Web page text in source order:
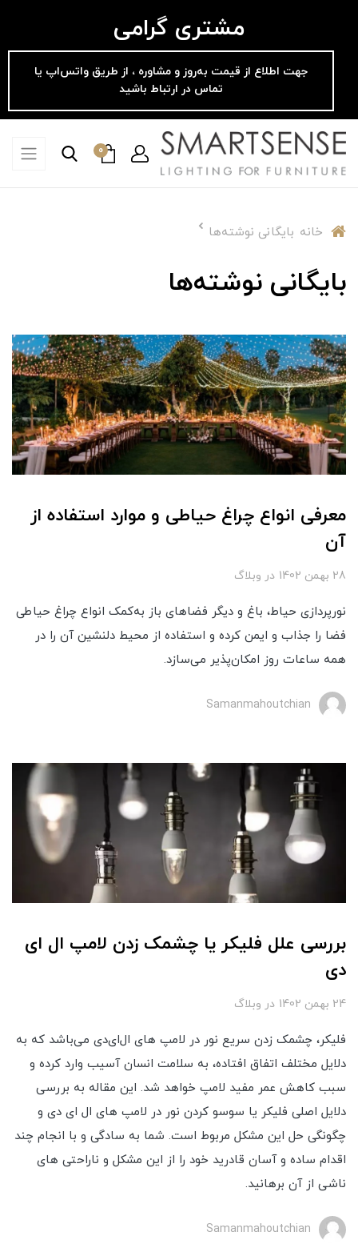
مشتری گرامی
جهت اطلاع از قیمت به‌روز و مشاوره ، از طریق واتس‌اپ یا
تماس در ارتباط باشید
0
خانه بایگانی نوشته‌ها
بایگانی نوشته‌ها
معرفی انواع چراغ حیاطی و موارد استفاده از
آن
28 بهمن 1402 در وبلاگ
نورپردازی حیاط، باغ و دیگر فضاهای باز به‌کمک انواع چراغ حیاطی
فضا را جذاب و ایمن کرده و استفاده از محیط دلنشین آن را در
همه ساعات روز امکان‌پذیر می‌سازد.
Samanmahoutchian
بررسی علل فلیکر یا چشمک زدن لامپ ال ای
دی
24 بهمن 1402 در وبلاگ
فلیکر، چشمک زدن سریع نور در لامپ های ال‌ای‌دی می‌باشد که به
دلایل مختلف اتفاق افتاده، به سلامت انسان آسیب وارد کرده و
سبب کاهش عمر مفید لامپ خواهد شد. این مقاله به بررسی
دلایل اصلی فلیکر یا سوسو کردن نور در لامپ های ال ای دی و
چگونگی حل این مشکل مربوط است. شما به سادگی و با انجام چند
اقدام ساده و آسان قادرید خود را از این مشکل و ناراحتی های
ناشی از آن برهانید.
Samanmahoutchian